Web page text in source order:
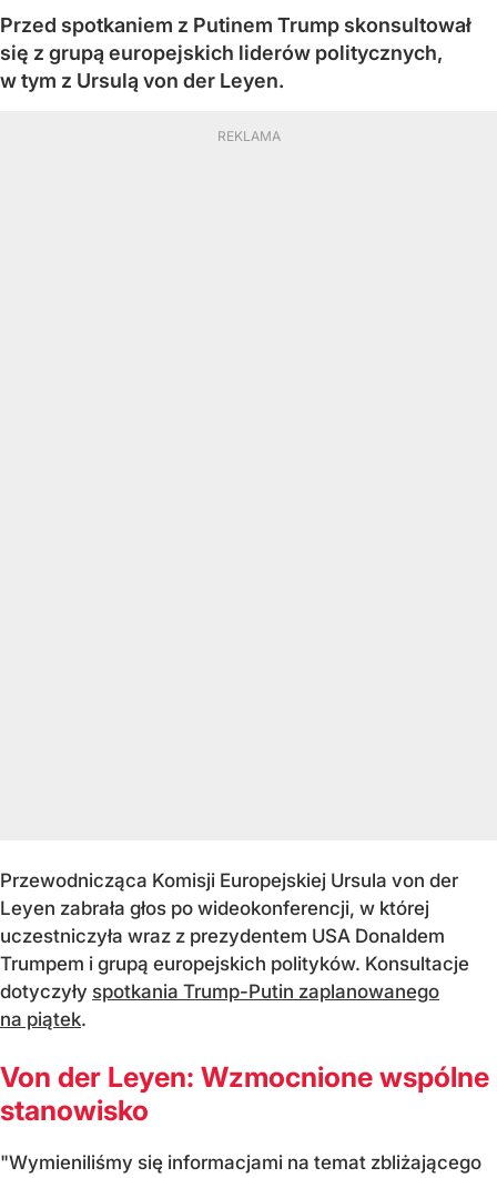
Przed spotkaniem z Putinem Trump skonsultował
się z grupą europejskich liderów politycznych,
w tym z Ursulą von der Leyen.
Przewodnicząca Komisji Europejskiej Ursula von der
Leyen zabrała głos po wideokonferencji, w której
uczestniczyła wraz z prezydentem USA Donaldem
Trumpem i grupą europejskich polityków. Konsultacje
dotyczyły spotkania Trump-Putin zaplanowanego
na piątek.
Von der Leyen: Wzmocnione wspólne
stanowisko
"Wymieniliśmy się informacjami na temat zbliżającego